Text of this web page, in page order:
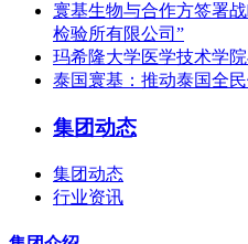
寰基生物与合作方签署
检验所有限公司”
玛希隆大学医学技术学
泰国寰基：推动泰国全
集团动态
集团动态
行业资讯